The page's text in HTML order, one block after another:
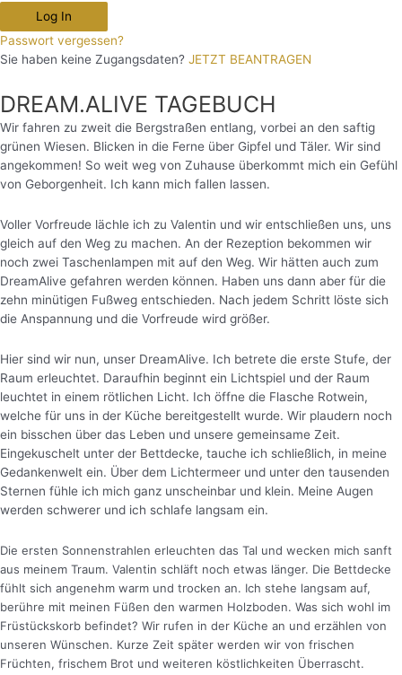
Log In
Passwort vergessen?
Sie haben keine Zugangsdaten? JETZT BEANTRAGEN
DREAM.ALIVE TAGEBUCH
Wir fahren zu zweit die Bergstraßen entlang, vorbei an den saftig
grünen Wiesen. Blicken in die Ferne über Gipfel und Täler. Wir sind
angekommen! So weit weg von Zuhause überkommt mich ein Gefühl
von Geborgenheit. Ich kann mich fallen lassen.
Voller Vorfreude lächle ich zu Valentin und wir entschließen uns, uns
gleich auf den Weg zu machen. An der Rezeption bekommen wir
noch zwei Taschenlampen mit auf den Weg. Wir hätten auch zum
DreamAlive gefahren werden können. Haben uns dann aber für die
zehn minütigen Fußweg entschieden. Nach jedem Schritt löste sich
die Anspannung und die Vorfreude wird größer.
Hier sind wir nun, unser DreamAlive. Ich betrete die erste Stufe, der
Raum erleuchtet. Daraufhin beginnt ein Lichtspiel und der Raum
leuchtet in einem rötlichen Licht. Ich öffne die Flasche Rotwein,
welche für uns in der Küche bereitgestellt wurde. Wir plaudern noch
ein bisschen über das Leben und unsere gemeinsame Zeit.
Eingekuschelt unter der Bettdecke, tauche ich schließlich, in meine
Gedankenwelt ein. Über dem Lichtermeer und unter den tausenden
Sternen fühle ich mich ganz unscheinbar und klein. Meine Augen
werden schwerer und ich schlafe langsam ein.
Die ersten Sonnenstrahlen erleuchten das Tal und wecken mich sanft
aus meinem Traum. Valentin schläft noch etwas länger. Die Bettdecke
fühlt sich angenehm warm und trocken an. Ich stehe langsam auf,
berühre mit meinen Füßen den warmen Holzboden. Was sich wohl im
Früstückskorb befindet? Wir rufen in der Küche an und erzählen von
unseren Wünschen. Kurze Zeit später werden wir von frischen
Früchten, frischem Brot und weiteren köstlichkeiten Überrascht.